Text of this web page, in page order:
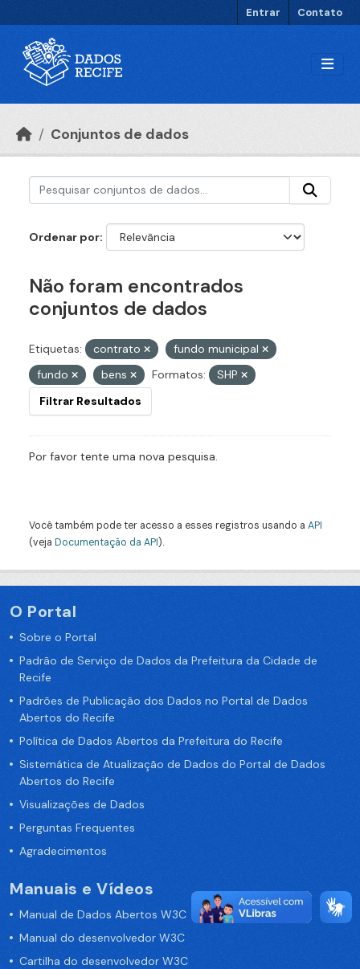
Entrar Contato
Conjuntos de dados
Ordenar por
Não foram encontrados
conjuntos de dados
Etiquetas: contrato
fundo municipal
fundo
bens Formatos:
SHP
Filtrar Resultados
Por favor tente uma nova pesquisa.
Você também pode ter acesso a esses registros usando a API
(veja Documentação da API).
O Portal
Sobre o Portal
Padrão de Serviço de Dados da Prefeitura da Cidade de
Recife
Padrões de Publicação dos Dados no Portal de Dados
Abertos do Recife
Política de Dados Abertos da Prefeitura do Recife
Sistemática de Atualização de Dados do Portal de Dados
Abertos do Recife
Visualizações de Dados
Perguntas Frequentes
Agradecimentos
Manuais e Vídeos
Manual de Dados Abertos W3C
Manual do desenvolvedor W3C
Cartilha do desenvolvedor W3C